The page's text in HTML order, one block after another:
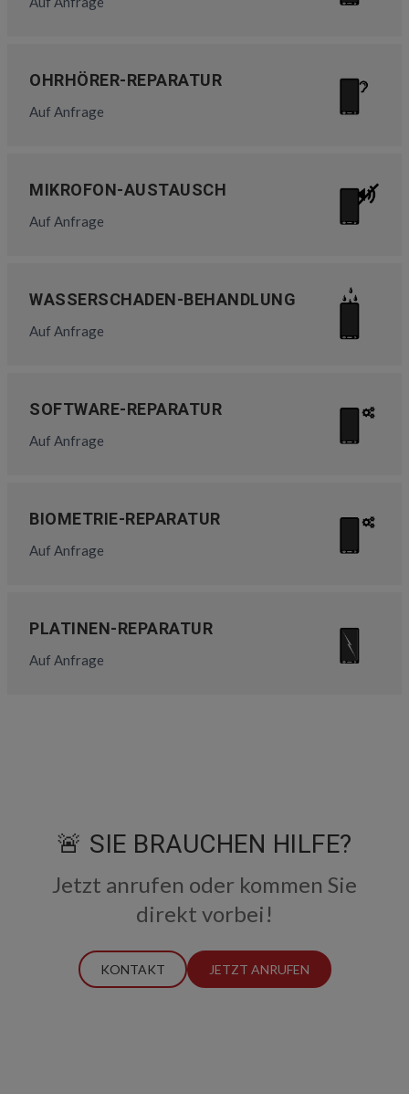
OHRHÖRER-REPARATUR
Auf Anfrage
MIKROFON-AUSTAUSCH
Auf Anfrage
WASSERSCHADEN-BEHANDLUNG
Auf Anfrage
SOFTWARE-REPARATUR
Auf Anfrage
BIOMETRIE-REPARATUR
Auf Anfrage
PLATINEN-REPARATUR
Auf Anfrage
🚨 SIE BRAUCHEN HILFE?
Jetzt anrufen oder kommen Sie
direkt vorbei!
KONTAKT JETZT ANRUFEN